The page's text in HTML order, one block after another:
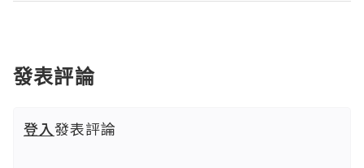
發表評論
登入發表評論